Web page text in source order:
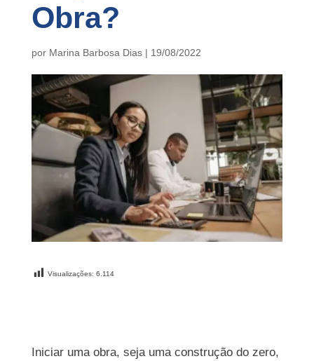
Obra?
por Marina Barbosa Dias| 19/08/2022
Visualizações: 6.114
Iniciar uma obra, seja uma construção do zero,